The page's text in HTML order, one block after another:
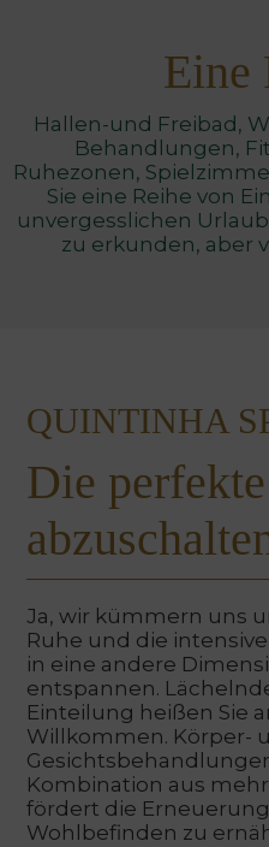
Eine
Hallen-und Freibad,
Behandlungen,
Ruhezonen,
Sie eine Reihe von
unvergesslichen
zu erkunden, aber
QUINTINHA
Die
Ja, wir kümmern uns
Ruhe und die
in eine andere
entspannen.
Einteilung heißen Sie
Willkommen. Körper-
Kombination aus
fördert die
Wohlbefinden zu